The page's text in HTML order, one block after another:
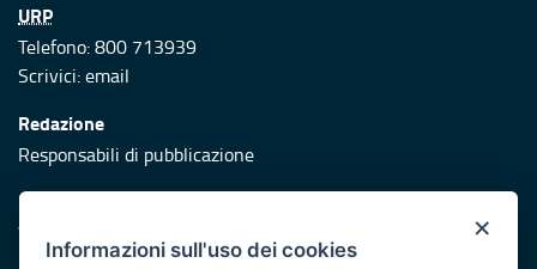
URP
Telefono: 800 713939
Scrivici:email
Redazione
Responsabili di pubblicazione
Protezione civile
Vai al sito di Protezione Civile Puglia
×
Informazioni sull'uso dei cookies